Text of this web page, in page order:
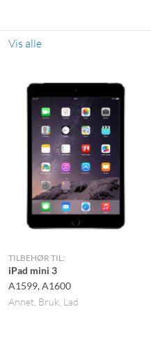
Vis alle
TILBEHØR TIL:
iPad mini 3
A1599, A1600
Annet Bruk Lad